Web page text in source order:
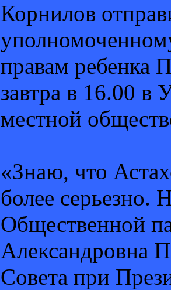
Корнилов
правам ребенка
завтра в 16.00 в
местной
«Знаю, что
более серьезно.
Общественной
Александровна
Совета при